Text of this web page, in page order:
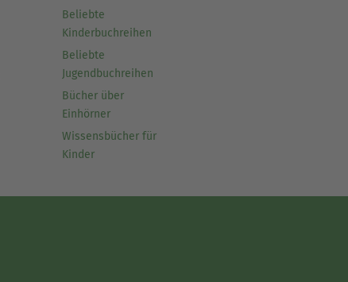
Beliebte
Kinderbuchreihen
Beliebte
Jugendbuchreihen
Bücher über
Einhörner
Wissensbücher für
Kinder